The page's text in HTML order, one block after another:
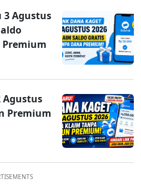
3 Agustus
Premium
Agustus
Premium